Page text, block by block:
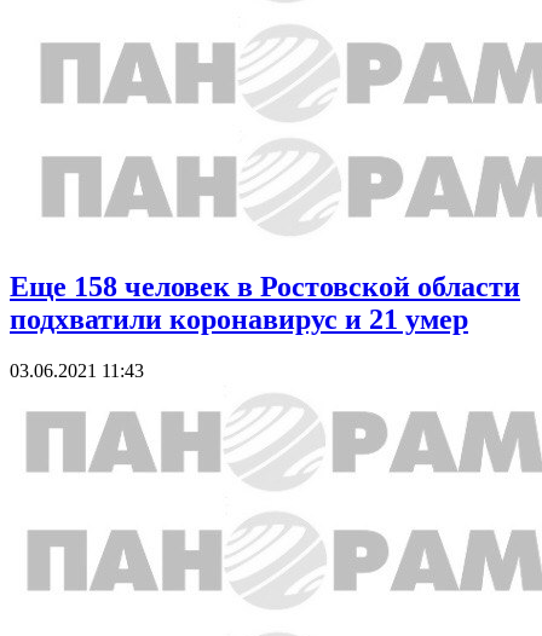
Еще 158 человек в Ростовской области
подхватили коронавирус и 21 умер
03.06.2021 11:43